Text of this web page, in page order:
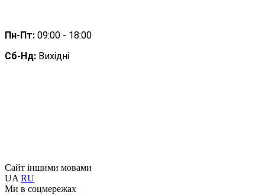
Пн-Пт: 09:00 - 18:00
Сб-Нд: Вихідні
Сайт іншими мовами
UA RU
Ми в соцмережах